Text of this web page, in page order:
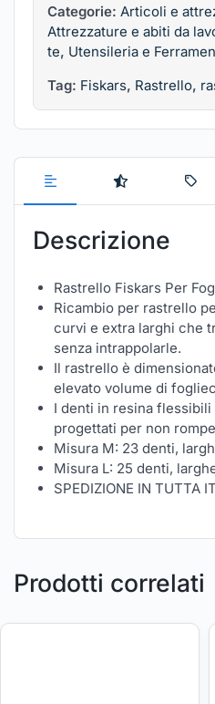
Categorie: Articoli e
Attrezzature e abiti da
te, Utensileria e
Tag: Fiskars, Rastrello,
Descrizione
Rastrello Fiskars Per
Ricambio per rastrello
curvi e extra larghi che
senza intrappolarle.
Il rastrello è
elevato volume di
I denti in resina
progettati per non
Misura M: 23 denti,
Misura L: 25 denti,
SPEDIZIONE IN TUTTA
Prodotti correlati